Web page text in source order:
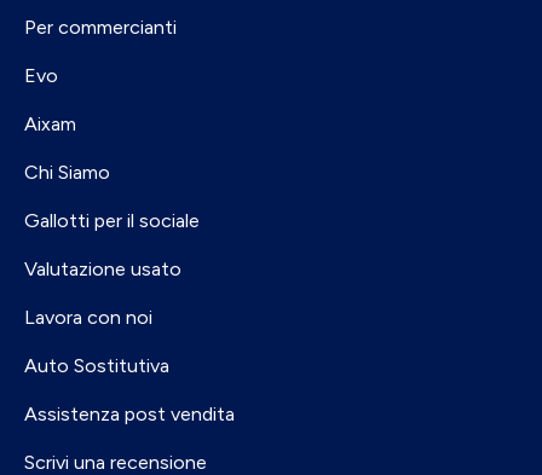
Per commercianti
Evo
Aixam
Chi Siamo
Gallotti per il sociale
Valutazione usato
Lavora con noi
Auto Sostitutiva
Assistenza post vendita
Scrivi una recensione